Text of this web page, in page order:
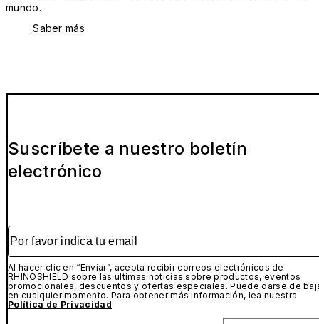
mundo.
Saber más
Suscríbete a nuestro boletín
electrónico
Por favor indica tu email
Al hacer clic en “Enviar”, acepta recibir correos electrónicos de
RHINOSHIELD sobre las últimas noticias sobre productos, eventos
promocionales, descuentos y ofertas especiales. Puede darse de
en cualquier momento. Para obtener más información, lea nuestra
Política de Privacidad